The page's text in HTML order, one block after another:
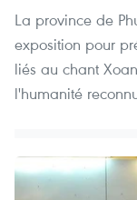
La province de
exposition pour
liés au chant
l'humanité